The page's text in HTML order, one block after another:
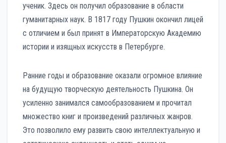
ученик. Здесь он получил образование в области
гуманитарных наук. В 1817 году Пушкин окончил лицей
с отличием и был принят в Императорскую Академию
истории и изящных искусств в Петербурге.
Ранние годы и образование оказали огромное влияние
на будущую творческую деятельность Пушкина. Он
усиленно занимался самообразованием и прочитал
множество книг и произведений различных жанров.
Это позволило ему развить свою интеллектуальную и